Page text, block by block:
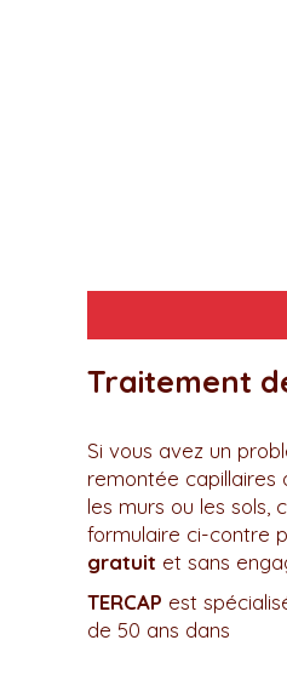
Traitement
Si vous avez un
remontée capillaires
les murs ou les sols,
formulaire ci-contre
gratuit et sans
TERCAP est
de 50 ans dans